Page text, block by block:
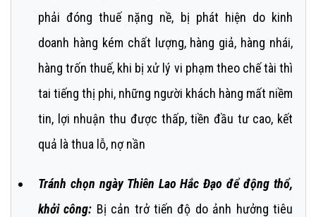
phải đóng thuế nặng nề, bị phát hiện do kinh
doanh hàng kém chất lượng, hàng giả, hàng nhái,
hàng trốn thuế, khi bị xử lý vi phạm theo chế tài thì
tai tiếng thị phi, những người khách hàng mất niềm
tin, lợi nhuận thu được thấp, tiền đầu tư cao, kết
quả là thua lỗ, nợ nần
Tránh chọn ngày Thiên Lao Hắc Đạo để động thổ,
khởi công: Bị cản trở tiến độ do ảnh hưởng tiêu